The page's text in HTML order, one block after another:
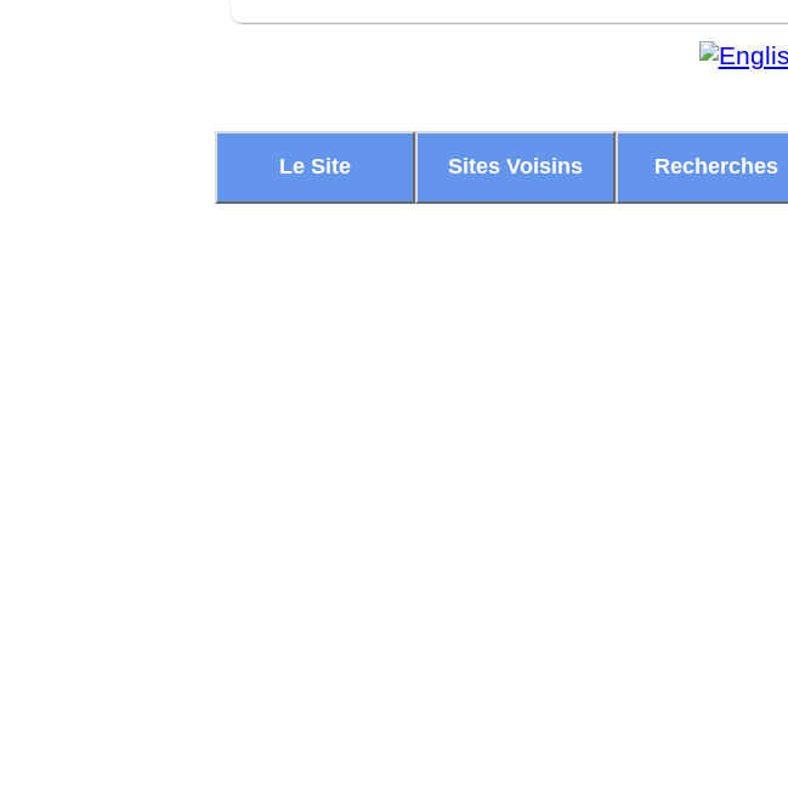
Le Site Sites Voisins Recherches